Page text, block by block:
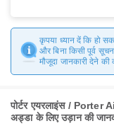
कृपया ध्यान दें कि हो
और बिना किसी पूर्व
मौजूदा जानकारी देने
पोर्टर एयरलाइंस / Porter
अड्डा के लिए उड़ान की